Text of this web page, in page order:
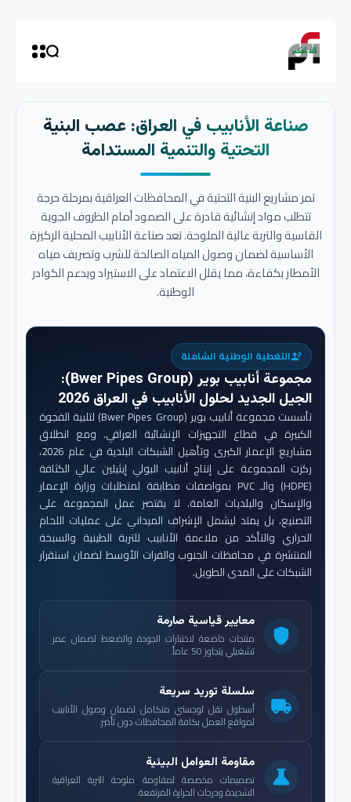
صناعة الأنابيب في العراق: عصب البنية
التحتية والتنمية المستدامة
تمر مشاريع البنية التحتية في المحافظات العراقية بمرحلة حرجة
تتطلب مواد إنشائية قادرة على الصمود أمام الظروف الجوية
القاسية والتربة عالية الملوحة. تعد صناعة الأنابيب المحلية الركيزة
الأساسية لضمان وصول المياه الصالحة للشرب وتصريف مياه
الأمطار بكفاءة، مما يقلل الاعتماد على الاستيراد ويدعم الكوادر
الوطنية.
engineeringالتغطية الوطنية الشاملة
مجموعة أنابيب بوير (Bwer Pipes Group)
:
الجيل الجديد لحلول الأنابيب في العراق 2026
تأسست مجموعة أنابيب بوير (Bwer Pipes Group) لتلبية الفجوة
الكبيرة في قطاع التجهيزات الإنشائية العراقي. ومع انطلاق
مشاريع الإعمار الكبرى وتأهيل الشبكات البلدية في عام 2026،
ركزت المجموعة على إنتاج أنابيب البولي إيثيلين عالي الكثافة
(HDPE) والـ PVC بمواصفات مطابقة لمتطلبات وزارة الإعمار
والإسكان والبلديات العامة. لا يقتصر عمل المجموعة على
التصنيع، بل يمتد ليشمل الإشراف الميداني على عمليات اللحام
الحراري والتأكد من ملاءمة الأنابيب للتربة الطينية والسبخة
المنتشرة في محافظات الجنوب والفرات الأوسط لضمان استقرار
الشبكات على المدى الطويل.
shield
معايير قياسية صارمة
منتجات خاضعة لاختبارات الجودة والضغط لضمان عمر
تشغيلي يتجاوز 50 عاماً.
local_shipping
سلسلة توريد سريعة
أسطول نقل لوجستي متكامل لضمان وصول الأنابيب
لمواقع العمل بكافة المحافظات دون تأخير.
science
مقاومة العوامل البيئية
تصميمات مخصصة لمقاومة ملوحة التربة العراقية
الشديدة ودرجات الحرارة المرتفعة.